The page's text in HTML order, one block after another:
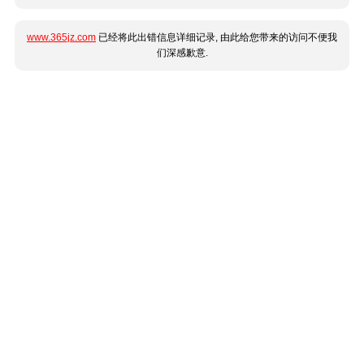
www.365jz.com 已经将此出错信息详细记录, 由此给您带来的访问不便我
们深感歉意.